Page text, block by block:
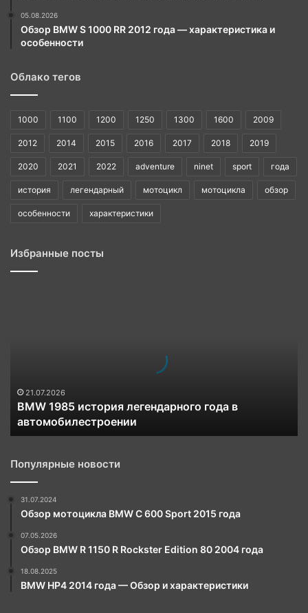
05.08.2026
Обзор BMW S 1000 RR 2012 года — характеристика и
особенности
Облако тегов
1000 1100 1200 1250 1300 1600 2009
2012 2014 2015 2016 2017 2018 2019
2020 2021 2022 adventure ninet sport года
история легендарный мотоцикл мотоцикла обзор
особенности характеристики
Избранные посты
21.07.2026
BMW 1985 история легендарного года в
автомобилестроении
Популярные новости
31.07.2024
Обзор мотоцикла BMW C 600 Sport 2015 года
07.05.2026
Обзор BMW R 1150 R Rockster Edition 80 2004 года
18.08.2025
BMW HP4 2014 года — Обзор и характеристики